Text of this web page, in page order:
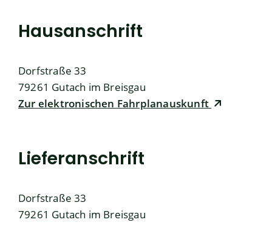
Hausanschrift
Dorfstraße 33
79261 Gutach im Breisgau
Zur elektronischen Fahrplanauskunft
Lieferanschrift
Dorfstraße 33
79261 Gutach im Breisgau